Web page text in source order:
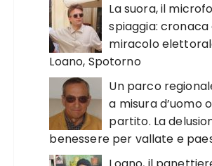
La suora, il
spiaggia: cronaca
miracolo
Loano, Spotorno
Un parco
a misura d’uomo
partito. La
benessere per vallate e